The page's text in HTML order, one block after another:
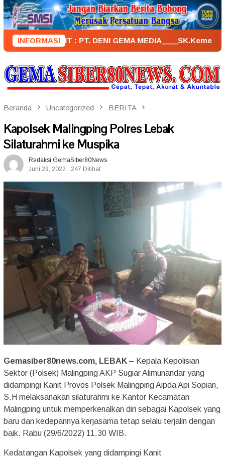
Loncat
ke
konten
INFORMASI: PT. DENI GEMA MEDIA____SK.KemenkumHam :
Beranda Uncategorized BERITA
Kapolsek Malingping Polres Lebak
Silaturahmi ke Muspika
Redaksi GemaSiber80News
Juni 29, 2022
247 Dilihat
Gemasiber80news.com, LEBAK – Kepala Kepolisian
Sektor (Polsek) Malingping AKP Sugiar Alimunandar yang
didampingi Kanit Provos Polsek Malingping Aipda Api Sopian,
S.H melaksanakan silaturahmi ke Kantor Kecamatan
Malingping untuk memperkenalkan diri sebagai Kapolsek yang
baru dan kedepannya kerjasama tetap selalu terjalin dengan
baik. Rabu (29/6/2022) 11.30 WIB.
Kedatangan Kapolsek yang didampingi Kanit